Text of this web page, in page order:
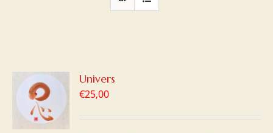
Univers
€25,00